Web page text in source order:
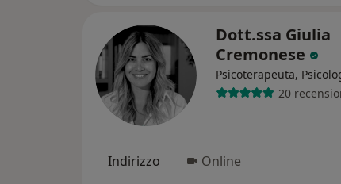
Dott.ssa Giulia
Cremonese
Psicoterapeuta,
20
Indirizzo Online